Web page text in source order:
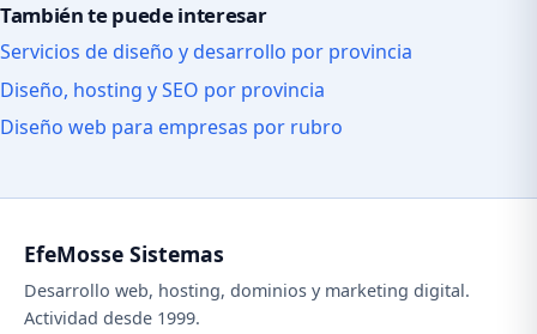
También te puede interesar
Servicios de diseño y desarrollo por provincia
Diseño, hosting y SEO por provincia
Diseño web para empresas por rubro
EfeMosse Sistemas
Desarrollo web, hosting, dominios y marketing digital.
Actividad desde 1999.